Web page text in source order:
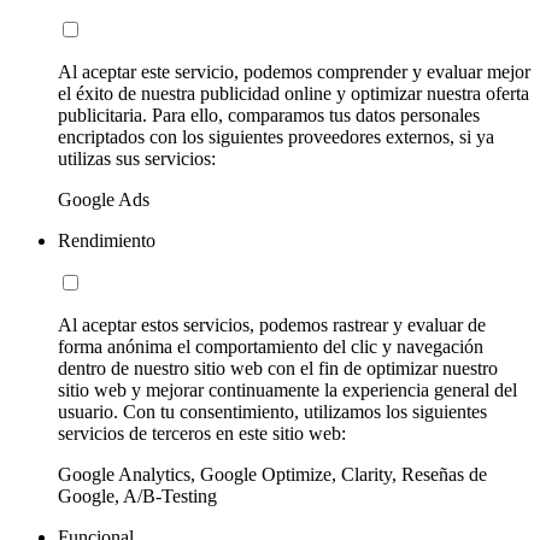
Al aceptar este servicio, podemos comprender y evaluar mejor
el éxito de nuestra publicidad online y optimizar nuestra oferta
publicitaria. Para ello, comparamos tus datos personales
encriptados con los siguientes proveedores externos, si ya
utilizas sus servicios:
Google Ads
Rendimiento
Al aceptar estos servicios, podemos rastrear y evaluar de
forma anónima el comportamiento del clic y navegación
dentro de nuestro sitio web con el fin de optimizar nuestro
sitio web y mejorar continuamente la experiencia general del
usuario. Con tu consentimiento, utilizamos los siguientes
servicios de terceros en este sitio web:
Google Analytics, Google Optimize, Clarity, Reseñas de
Google, A/B-Testing